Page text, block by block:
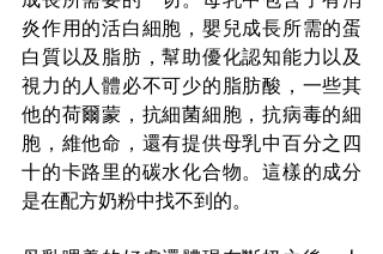
炎作用的活白細胞，嬰兒成長所需的蛋
白質以及脂肪，幫助優化認知能力以及
視力的人體必不可少的脂肪酸，一些其
他的荷爾蒙，抗細菌細胞，抗病毒的細
胞，維他命，還有提供母乳中百分之四
十的卡路里的碳水化合物。這樣的成分
是在配方奶粉中找不到的。